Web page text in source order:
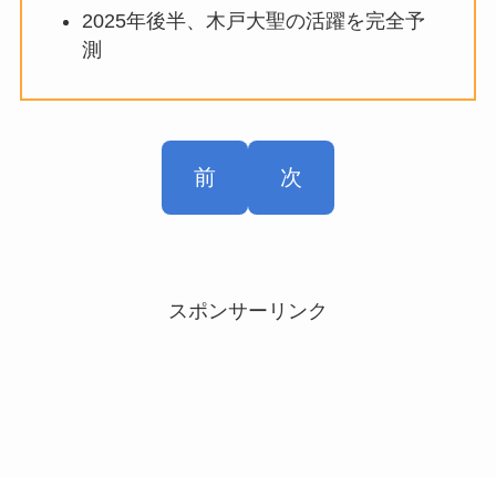
2025年後半、木戸大聖の活躍を完全予
測
前 次
スポンサーリンク